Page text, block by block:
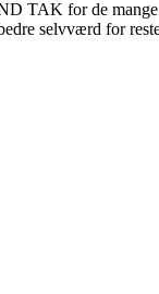
TAK for de
selvværd for